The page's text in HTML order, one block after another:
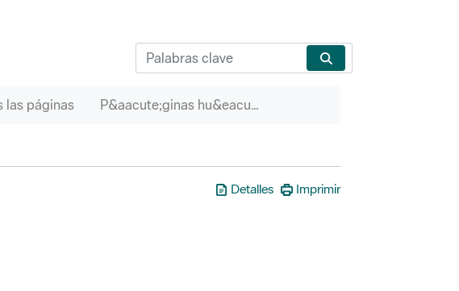
las páginas P&aacute;ginas hu&eacute;rfanas
Detalles Imprimir